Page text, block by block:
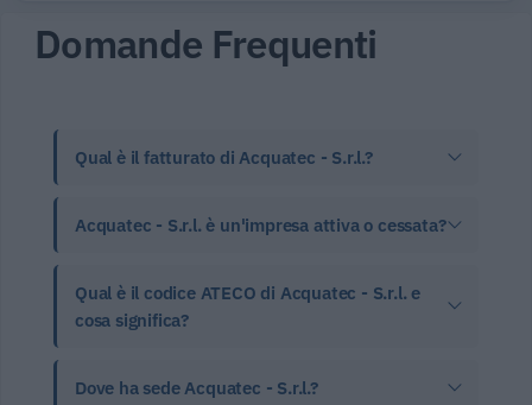
Domande Frequenti
Qual è il fatturato di Acquatec - S.r.l.?
Acquatec - S.r.l. è un'impresa attiva o cessata?
Qual è il codice ATECO di Acquatec - S.r.l. e
cosa significa?
Dove ha sede Acquatec - S.r.l.?